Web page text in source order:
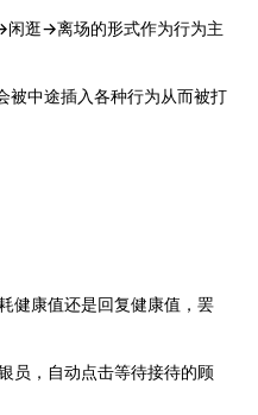
闲逛->离场的形式作为行为主
被中途插入各种行为从而被打
健康值还是回复健康值，罢
员，自动点击等待接待的顾